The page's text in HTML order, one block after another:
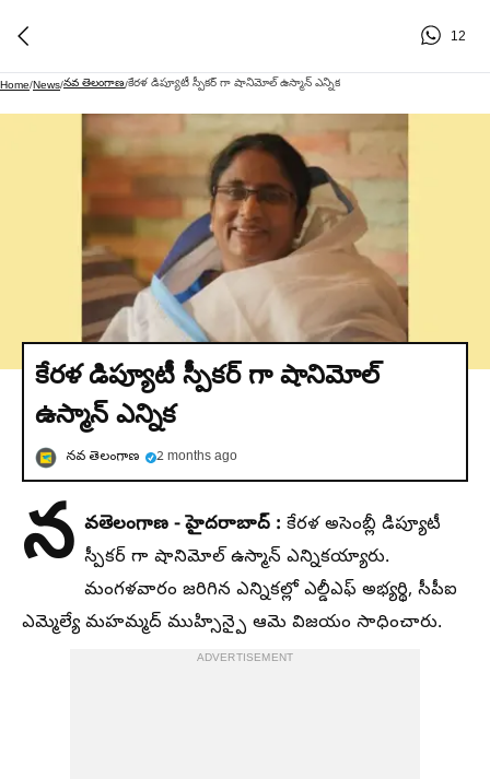
12
Home/News/నవ తెలంగాణ/కేరళ డిప్యూటీ స్పీకర్ గా షానిమోల్ ఉస్మాన్ ఎన్నిక
కేరళ డిప్యూటీ స్పీకర్ గా షానిమోల్
ఉస్మాన్ ఎన్నిక
నవ తెలంగాణ 2 months ago
న వతెలంగాణ - హైదరాబాద్ : కేరళ అసెంబ్లీ డిప్యూటీ
స్పీకర్ గా షానిమోల్ ఉస్మాన్ ఎన్నికయ్యారు.
మంగళవారం జరిగిన ఎన్నికల్లో ఎల్డీఎఫ్ అభ్యర్థి, సీపీఐ
ఎమ్మెల్యే మహమ్మద్ ముహ్సిన్పై ఆమె విజయం సాధించారు.
ADVERTISEMENT